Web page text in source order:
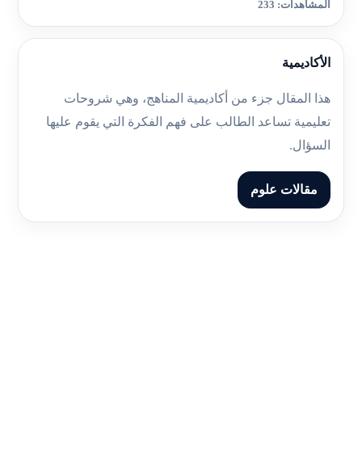
المشاهدات: 233
الأكاديمية
هذا المقال جزء من أكاديمية المناهج، وهي شروحات
تعليمية تساعد الطالب على فهم الفكرة التي يقوم عليها
السؤال.
مقالات علوم